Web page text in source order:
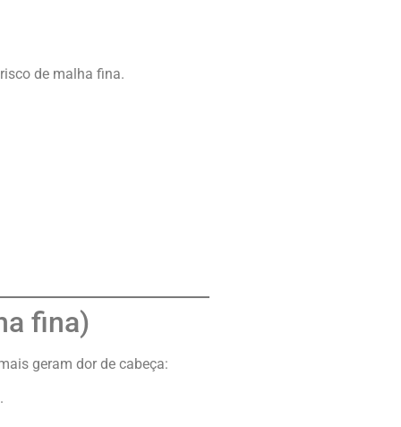
de malha fina.
fina)
geram dor de cabeça: